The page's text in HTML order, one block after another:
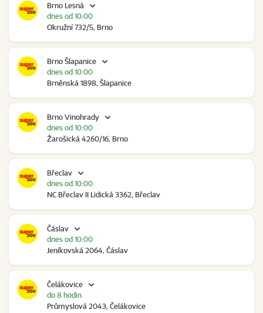
Brno Lesná
Okružní 732/5, Brno
dnes od 10:00
Brno Šlapanice
Brněnská 1898, Šlapanice
dnes od 10:00
Brno Vinohrady
Žarošická 4260/16, Brno
dnes od 10:00
Břeclav
NC Břeclav II Lidická 3362, Břeclav
dnes od 10:00
Čáslav
Jeníkovská 2064, Čáslav
dnes od 10:00
Čelákovice
Průmyslová 2043, Čelákovice
do 8 hodin